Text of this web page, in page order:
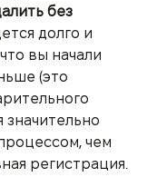
без
долго и
вы начали
(это
значительно
чем
регистрация.